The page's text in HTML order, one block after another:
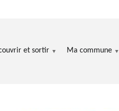
et sortir Ma commune